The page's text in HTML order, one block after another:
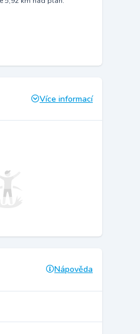
Více informací
Nápověda